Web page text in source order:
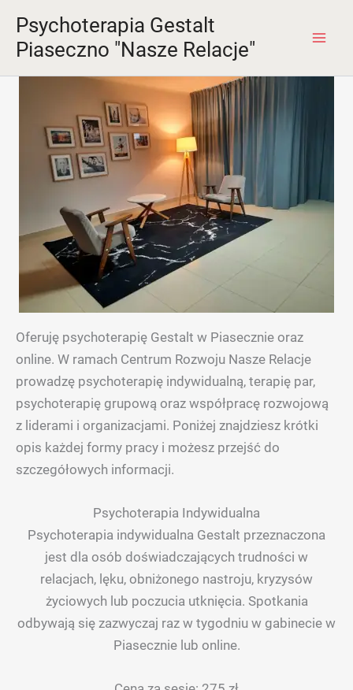
treści
Psychoterapia Gestalt
Piaseczno "Nasze Relacje"
Oferuję psychoterapię Gestalt w Piasecznie oraz
online. W ramach Centrum Rozwoju Nasze Relacje
prowadzę psychoterapię indywidualną, terapię par,
psychoterapię grupową oraz współpracę rozwojową
z liderami i organizacjami. Poniżej znajdziesz krótki
opis każdej formy pracy i możesz przejść do
szczegółowych informacji.
Psychoterapia Indywidualna
Psychoterapia indywidualna Gestalt przeznaczona
jest dla osób doświadczających trudności w
relacjach, lęku, obniżonego nastroju, kryzysów
życiowych lub poczucia utknięcia. Spotkania
odbywają się zazwyczaj raz w tygodniu w gabinecie w
Piasecznie lub online.